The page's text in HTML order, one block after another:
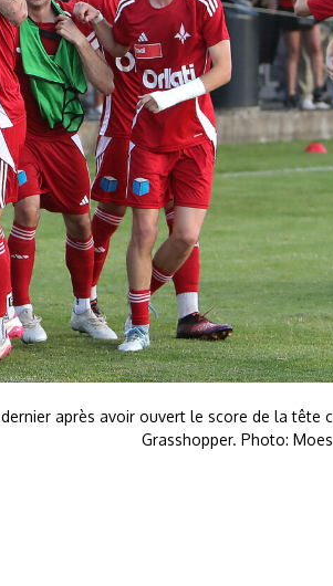
après avoir ouvert le score de la tête
Grasshopper. Photo: